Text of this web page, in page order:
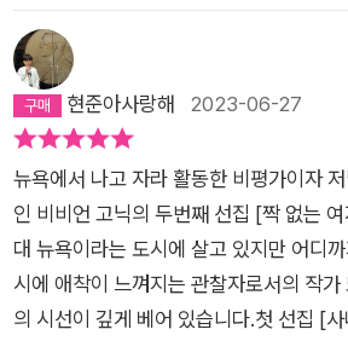
동행, 근사한 동행이 된다. 그녀에겐 사랑
시절의 동행들, 친구와 애인들이 있었다.
람들보다 함께 하느니 차라리 익명의 사
택한다. 홀로 외로움을 즐기며 글을 쓰는
이다. 그녀에겐 그녀를 아주 잘 아는 친구
화면 족하다. 이제 더 이상 블롱크스와 같은 장소는 그녀의 도시
에도 나의 도시에도 없다. 도시는 변했고
다. 그곳으로 이어진 다리는 현재의 산책
없다. 개인의 삶에 밀고 들어오는 타인의
놀라게 한다. “외로움은 우리에게 고통을
아쉬움을 토로한다. 내가 다닌 대학은 사
이전했다. 같은 도시에 있지만 내겐 사라
오가는 곳곳에 흐드러진 벚꽃, 그 꽃 가지
고 어색하게 웃던 사진만 남았을 뿐이다.
떠났지만 우정은 지속된다는 단순한 진리
사랑은 어떤가. 도시를 걷다 만난 이와의
일 정도로 타오르고 식는다. 그게 뭐 대순
군가를 만나고 또 사랑에 빠지면 그만이
사이에 짝 없는 여자는 오히려 자유롭다.
태어난 곳, 학교와 직장을 따라 옮겨 다니
사하고, 누군가를 만나고 또 누군가와 함
도시의 기억도, 동네, 동네에 얽힌 기억도
은 늘 나와 함께였다. 이 빌딩숲, 이 많은
이 있지만 산이나 바다, 강, 호수, 자연이
는 어느 순간 도시의 편안함을 찾는다. 낯
시에서 익숙해진 장소들- 예컨대 스타벅
서나 균일한 분위기를 자아내는 곳에 이
느낀다. 고닉이 한때 연애했던 극작가,
대한 그의 사랑은 도시의 사람에 대한 사
다. 그는 자신을 짝 없는 여자로 칭하지만,
맺은 많은 관계들을 돌아본다. 그가 짝 있
'짝 없는 여자'로서의 그는 사랑이라는 이
정, 강박 등에서 벗어나 세상과 사람들,
같다. 그가 관조하고, 그제야 보이게 되고,
인상 깊다. 그가 맺어온 관계에 대한 이야
드와의 우정에서부터 시작된다. 부정적
영원히 컵에 물이 반밖에 없다고 느끼는
려는 우애의 감각일 것이다. ‘이저벨 볼튼’의 소설 속 여자가 인
생과 흥정을 할 수 있었던 건 사랑할 도시
고닉의 이해도 이러한 인간을 향한 친밀감
하는 단절에 포획된 삶, 감각적 수동성이
있다고 믿었다. 그런데 고닉은 “번잡한
절”이라고 쓰고 있다. 고닉은 현대 도시의
그 고립, 혼자됨을 사랑할 수 있을만큼 자
피한 영향들, 그 자신을 빚어놓은 것들을
현준아사랑해 2023-06-27
뉴욕에서 나고 자라 활동한 비평가이자
인 비비언 고닉의 두번째 선집 [짝 없는
대 뉴욕이라는 도시에 살고 있지만 어디
시에 애착이 느껴지는 관찰자로서의 작
의 시선이 깊게 베어 있습니다.첫 선집 [